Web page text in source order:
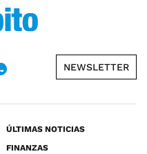
NEWSLETTER
ÚLTIMAS NOTICIAS
FINANZAS